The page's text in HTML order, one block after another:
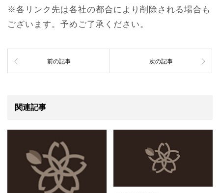
※各リンク先は各社の都合により削除される場合も
ございます。予めご了承ください。
前の記事 次の記事
関連記事